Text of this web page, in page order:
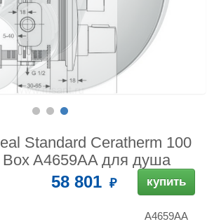
Standard Ceratherm 100
A4659AA для душа
58 801 купить
A4659AA